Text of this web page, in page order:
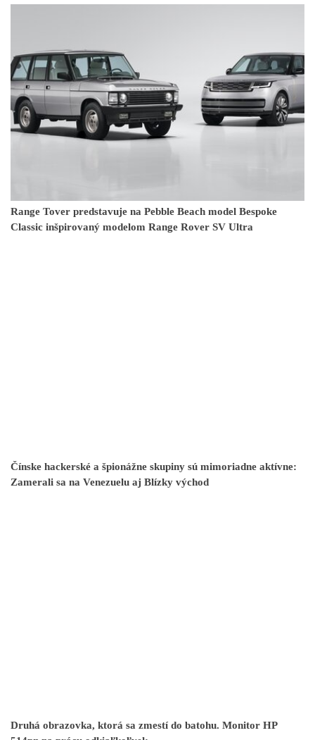
Range Tover predstavuje na Pebble Beach model Bespoke
Classic inšpirovaný modelom Range Rover SV Ultra
Čínske hackerské a špionážne skupiny sú mimoriadne aktívne:
Zamerali sa na Venezuelu aj Blízky východ
Druhá obrazovka, ktorá sa zmestí do batohu. Monitor HP